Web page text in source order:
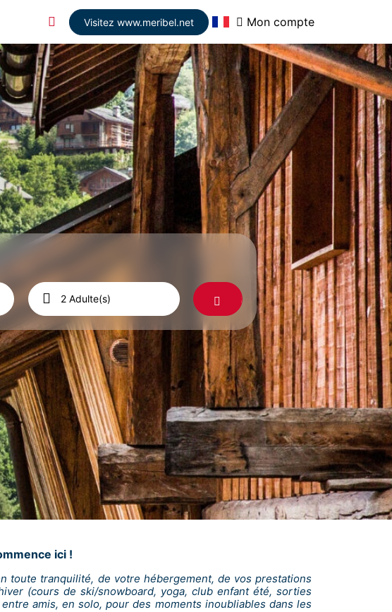
Visitez www.meribel.net Mon compte
2 Adulte(s) Rechercher
ici !
toute tranquilité, de votre hébergement, de vos prestations
(cours de ski/snowboard, yoga, club enfant été, sorties
amis, en solo, pour des moments inoubliables dans les